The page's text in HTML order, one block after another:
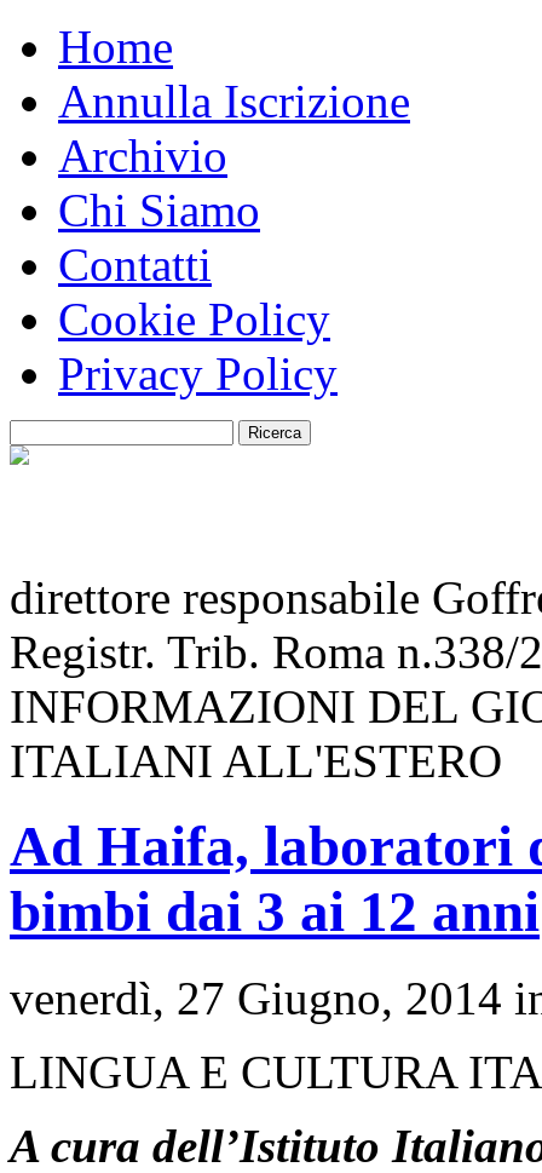
Home
Annulla Iscrizione
Archivio
Chi Siamo
Contatti
Cookie Policy
Privacy Policy
direttore responsabile
Registr. Trib. Roma n.338/
INFORMAZIONI DEL
ITALIANI ALL'ESTERO
Ad Haifa, laboratori
bimbi dai 3 ai 12 anni
venerdì, 27 Giugno, 2014
LINGUA E CULTURA
A cura dell’Istituto